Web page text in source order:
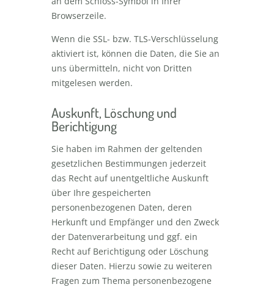
Browserzeile.
Wenn die SSL- bzw. TLS-Verschlüsselung
aktiviert ist, können die Daten, die Sie an
uns übermitteln, nicht von Dritten
mitgelesen werden.
Auskunft, Löschung und
Berichtigung
Sie haben im Rahmen der geltenden
gesetzlichen Bestimmungen jederzeit
das Recht auf unentgeltliche Auskunft
über Ihre gespeicherten
personenbezogenen Daten, deren
Herkunft und Empfänger und den Zweck
der Datenverarbeitung und ggf. ein
Recht auf Berichtigung oder Löschung
dieser Daten. Hierzu sowie zu weiteren
Fragen zum Thema personenbezogene